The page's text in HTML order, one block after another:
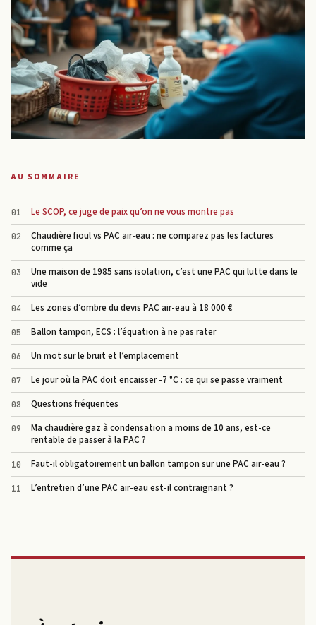
AU SOMMAIRE
Le SCOP, ce juge de paix qu’on ne vous montre pas
Chaudière fioul vs PAC air-eau : ne comparez pas les factures
comme ça
Une maison de 1985 sans isolation, c’est une PAC qui lutte dans le
vide
Les zones d’ombre du devis PAC air-eau à 18 000 €
Ballon tampon, ECS : l’équation à ne pas rater
Un mot sur le bruit et l’emplacement
Le jour où la PAC doit encaisser -7 °C : ce qui se passe vraiment
Questions fréquentes
Ma chaudière gaz à condensation a moins de 10 ans, est-ce
rentable de passer à la PAC ?
Faut-il obligatoirement un ballon tampon sur une PAC air-eau ?
L’entretien d’une PAC air-eau est-il contraignant ?